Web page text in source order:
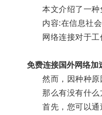
本文介绍了一种免
内容:在信息社会
网络连接对于工作
免费连接国外网络加
然而，因种种原因
那么有没有什么方
首先，您可以通过